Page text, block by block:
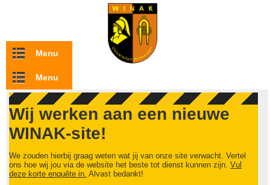
Overslaan en naar de inhoud gaan
Menu
Menu
Wij werken aan een nieuwe
WINAK-site!
We zouden hierbij graag weten wat jij van onze site verwacht. Vertel
ons hoe wij jou via de website het beste tot dienst kunnen zijn. Vul
deze korte enquête in. Alvast bedankt!